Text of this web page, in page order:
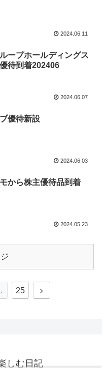
2024.06.11
ープホールディングス
待到着202406
2024.06.07
優待新設
2024.06.03
から株主優待品到着
2024.05.23
25
しむ日記